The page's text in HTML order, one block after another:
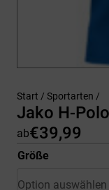
Start / Sportarten /
Jako H-
ab€39,99
Größe